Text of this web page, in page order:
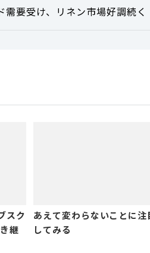
要受け、リネン市場好調続く
スク
継
あえて変わらないことに注
してみる